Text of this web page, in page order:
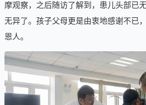
摩观察，之后随访了解到，患儿头部已
无异了。孩子父母更是由衷地感谢不已
恩人。